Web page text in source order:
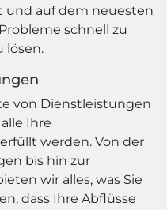
und auf dem neuesten
schnell zu
lösen.
von Dienstleistungen
Ihre
werden. Von der
bis hin zur
wir alles, was Sie
dass Ihre Abflüsse